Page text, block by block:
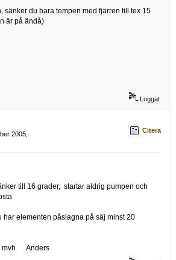
sänker du bara tempen med fjärren till tex 15
är på ändå)
Loggat
2005,
Citera
till 16 grader, startar aldrig pumpen och
har elementen påslagna på säj minst 20
Anders